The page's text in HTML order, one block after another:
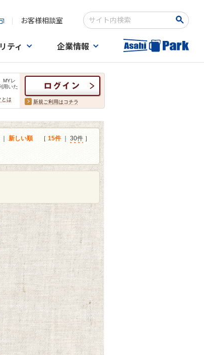
お客様相談室
検索キーワード入力
ティ 企業情報
MYレ
用いた
とは 新規ご利用はコチラ
新しい順 ［ 15件｜ 30件 ］